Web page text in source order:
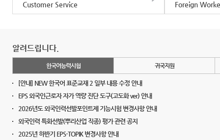
Customer Service
Foreign
알려드립니다.
한국어능력시험
[안내] NEW 한국어 표준교재 2 일부 내용 수정 안내
EPS 외국인근로자 자가 역량 진단 도구(고도화 ver) 안내
2026년도 외국인력선발포인트제 기능시험 변경사항 안내
외국인력 특화선발(뿌리산업 직종) 평가 관련 공지
2025년 하반기 EPS-TOPIK 변경사항 안내
귀국지원